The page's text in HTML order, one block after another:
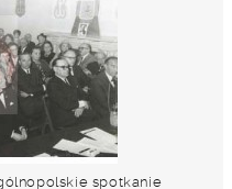
spotkanie